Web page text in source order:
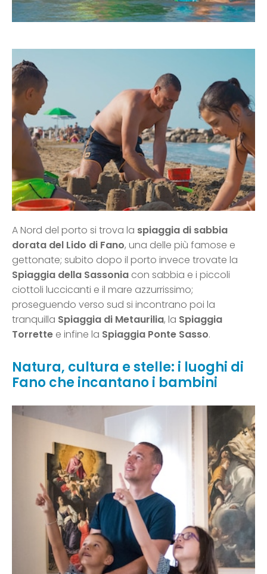
A Nord del porto si trova la spiaggia di sabbia
dorata del Lido di Fano, una delle più famose e
gettonate; subito dopo il porto invece trovate la
Spiaggia della Sassonia con sabbia e i piccoli
ciottoli luccicanti e il mare azzurrissimo;
proseguendo verso sud si incontrano poi la
tranquilla Spiaggia di Metaurilia, la Spiaggia
Torrette e infine la Spiaggia Ponte Sasso.
Natura, cultura e stelle: i luoghi di
Fano che incantano i bambini